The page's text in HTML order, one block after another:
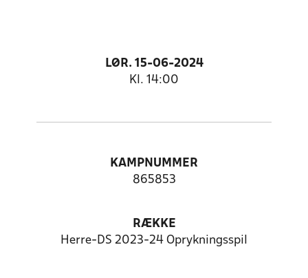
LØR. 15-06-2024
Kl. 14:00
KAMPNUMMER
865853
RÆKKE
Herre-DS 2023-24 Oprykningsspil